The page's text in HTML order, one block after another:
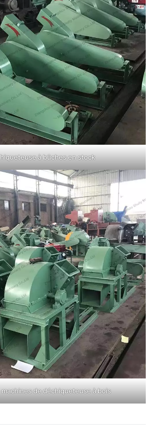
à bûches en stock
de déchiqueteuse à bois